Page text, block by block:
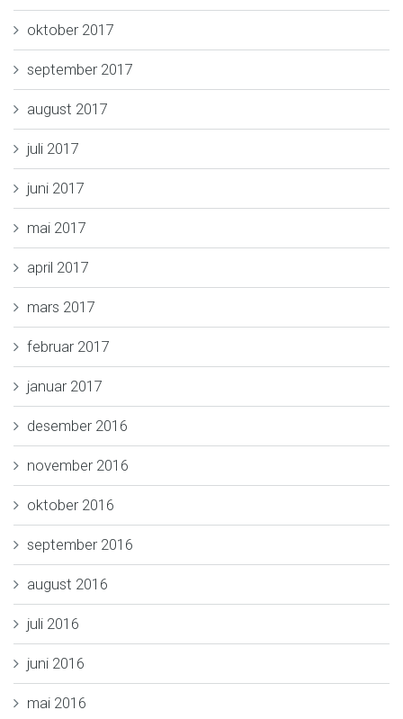
oktober 2017
september 2017
august 2017
juli 2017
juni 2017
mai 2017
april 2017
mars 2017
februar 2017
januar 2017
desember 2016
november 2016
oktober 2016
september 2016
august 2016
juli 2016
juni 2016
mai 2016